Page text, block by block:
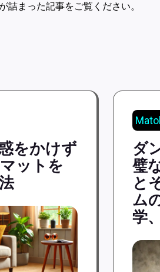
詰まった記事をご覧ください。
をかけず
ットを
ダ
璧
と
ム
学